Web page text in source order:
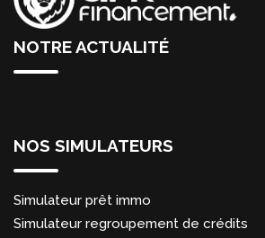
NOTRE ACTUALITÉ
NOS SIMULATEURS
Simulateur prêt immo
Simulateur regroupement de crédits